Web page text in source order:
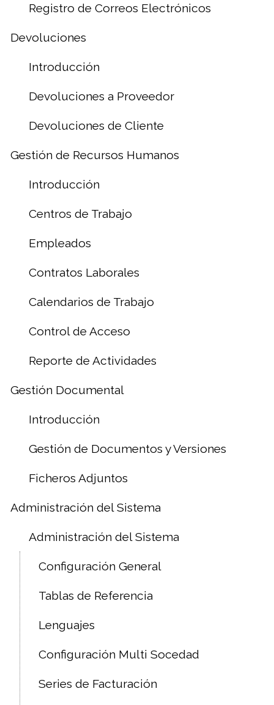
Registro de Correos Electrónicos
Devoluciones
Introducción
Devoluciones a Proveedor
Devoluciones de Cliente
Gestión de Recursos Humanos
Introducción
Centros de Trabajo
Empleados
Contratos Laborales
Calendarios de Trabajo
Control de Acceso
Reporte de Actividades
Gestión Documental
Introducción
Gestión de Documentos y Versiones
Ficheros Adjuntos
Administración del Sistema
Administración del Sistema
Configuración General
Tablas de Referencia
Lenguajes
Configuración Multi Socedad
Series de Facturación